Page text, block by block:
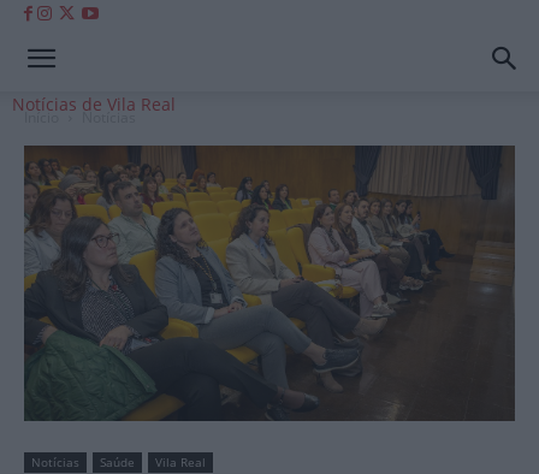
Notícias de Vila Real
Início Notícias
Notícias Saúde Vila Real